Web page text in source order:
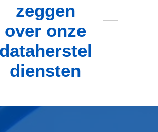
zeggen
over onze
dataherstel
diensten